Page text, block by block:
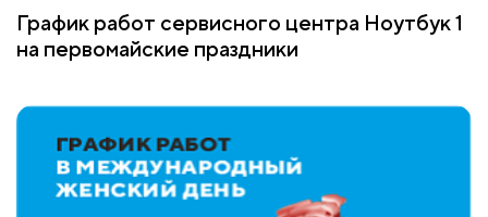
График работ сервисного центра Ноутбук 1
на первомайские праздники